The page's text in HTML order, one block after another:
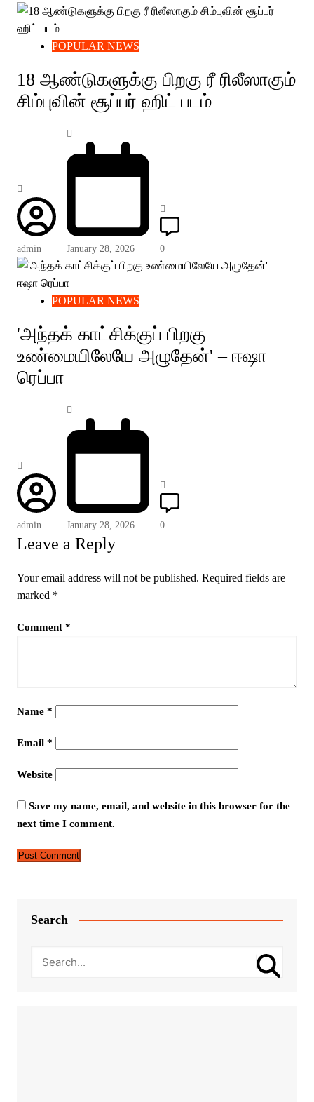
POPULAR NEWS
18 ஆண்டுகளுக்கு பிறகு ரீ ரிலீஸாகும்
சிம்புவின் சூப்பர் ஹிட் படம்
admin January 28, 2026 0
POPULAR NEWS
'அந்தக் காட்சிக்குப் பிறகு
உண்மையிலேயே அழுதேன்' – ஈஷா
ரெப்பா
admin January 28, 2026 0
Leave a Reply
Your email address will not be published. Required fields are
marked *
Comment *
Name *
Email *
Website
Save my name, email, and website in this browser for the
next time I comment.
Search